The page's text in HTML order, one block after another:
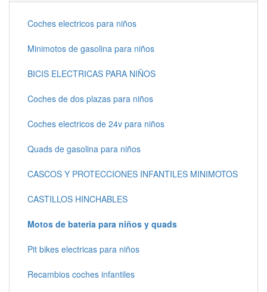
Coches electricos para niños
Minimotos de gasolina para niños
BICIS ELECTRICAS PARA NIÑOS
Coches de dos plazas para niños
Coches electricos de 24v para niños
Quads de gasolina para niños
CASCOS Y PROTECCIONES INFANTILES MINIMOTOS
CASTILLOS HINCHABLES
Motos de bateria para niños y quads
Pit bikes electricas para niños
Recambios coches infantiles